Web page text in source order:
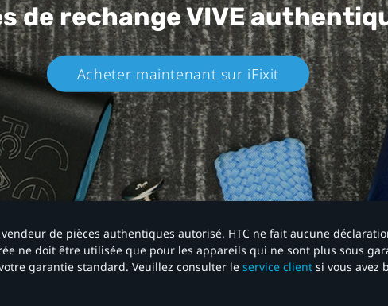
de rechangeVIVE
Acheter maintenant sur iFixit​
de pièces authentiques autorisé. HTC ne fait aucune
ne doit être utilisée que pour les appareils qui ne sont plus sous
garantie standard. Veuillez consulter le service client si vous avez